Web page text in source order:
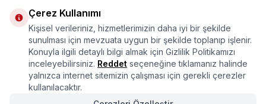
Adres
Mercimektepe Mahallesi 51007 Sokak
No:45/B\nONİKİŞUBAT/KAHRAMANMARAŞ
Telefon
08505321048
E-Posta
bilgi@marasmarket.com
Çerez Kullanımı
Kişisel verileriniz, hizmetlerimizin daha iyi bir şekilde
sunulması için mevzuata uygun bir şekilde toplanıp işlenir.
Konuyla ilgili detaylı bilgi almak için Gizlilik Politikamızı
inceleyebilirsiniz. Reddet seçeneğine tıklamanız halinde
yalnızca internet sitemizin çalışması için gerekli çerezler
kullanılacaktır.